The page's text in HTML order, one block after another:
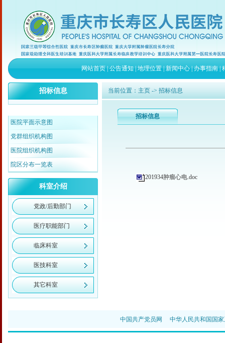
网站首页|公告通知|地理位置|新闻中心|办事指南|
招标信息
医院平面示意图
党群组织机构图
医院组织机构图
院区分布一览表
科室介绍
党政/后勤部门
医疗职能部门
临床科室
医技科室
其它科室
当前位置： 主页 -> 招标信息
招标信息
201934肿瘤心电.doc
中国共产党员网 中华人民共和国国